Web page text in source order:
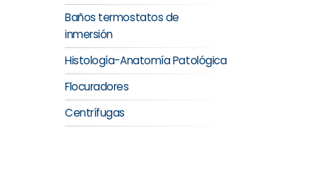
Baños termostatos de
inmersión
Histología-Anatomía Patológica
Flocuradores
Centrífugas